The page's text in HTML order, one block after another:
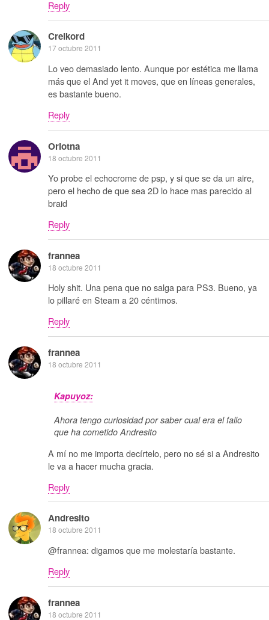
Reply
Creikord
17 octubre 2011
Lo veo demasiado lento. Aunque por estética me llama
más que el And yet it moves, que en líneas generales,
es bastante bueno.
Reply
Oriotna
18 octubre 2011
Yo probe el echocrome de psp, y si que se da un aire,
pero el hecho de que sea 2D lo hace mas parecido al
braid
Reply
frannea
18 octubre 2011
Holy shit. Una pena que no salga para PS3. Bueno, ya
lo pillaré en Steam a 20 céntimos.
Reply
frannea
18 octubre 2011
Kapuyoz:
Ahora tengo curiosidad por saber cual era el fallo
que ha cometido Andresito
A mí no me importa decírtelo, pero no sé si a Andresito
le va a hacer mucha gracia.
Reply
Andresito
18 octubre 2011
@frannea: digamos que me molestaría bastante.
Reply
frannea
18 octubre 2011